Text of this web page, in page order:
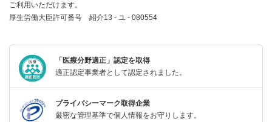
ご利用いただけます。
厚生労働大臣許可番号 紹介13 - ユ - 080554
「医療分野適正」認定を取得
適正認定事業者として認定されました。
プライバシーマーク取得企業
厳密な管理基準で個人情報をお守りします。